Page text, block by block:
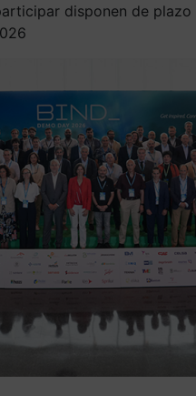
disponen de plazo